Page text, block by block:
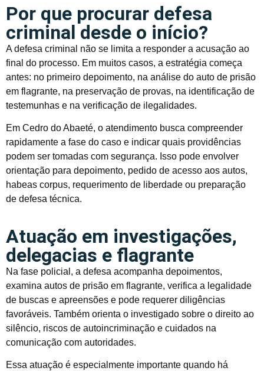
Por que procurar defesa
criminal desde o início?
A defesa criminal não se limita a responder a acusação ao
final do processo. Em muitos casos, a estratégia começa
antes: no primeiro depoimento, na análise do auto de prisão
em flagrante, na preservação de provas, na identificação de
testemunhas e na verificação de ilegalidades.
Em Cedro do Abaeté, o atendimento busca compreender
rapidamente a fase do caso e indicar quais providências
podem ser tomadas com segurança. Isso pode envolver
orientação para depoimento, pedido de acesso aos autos,
habeas corpus, requerimento de liberdade ou preparação
de defesa técnica.
Atuação em investigações,
delegacias e flagrante
Na fase policial, a defesa acompanha depoimentos,
examina autos de prisão em flagrante, verifica a legalidade
de buscas e apreensões e pode requerer diligências
favoráveis. Também orienta o investigado sobre o direito ao
silêncio, riscos de autoincriminação e cuidados na
comunicação com autoridades.
Essa atuação é especialmente importante quando há